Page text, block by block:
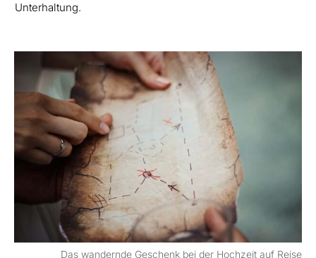
Unterhaltung.
Das wandernde Geschenk bei der Hochzeit auf Reise